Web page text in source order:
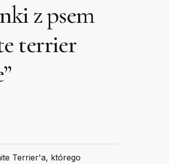
z psem
terrier
Terrier'a, którego